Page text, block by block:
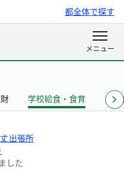
都全体で探す
学校給食・食育 リン
出張所
した